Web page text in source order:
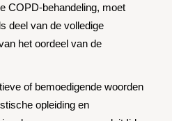
COPD-behandeling, moet
deel van de volledige
het oordeel van de
of bemoedigende woorden
opleiding en